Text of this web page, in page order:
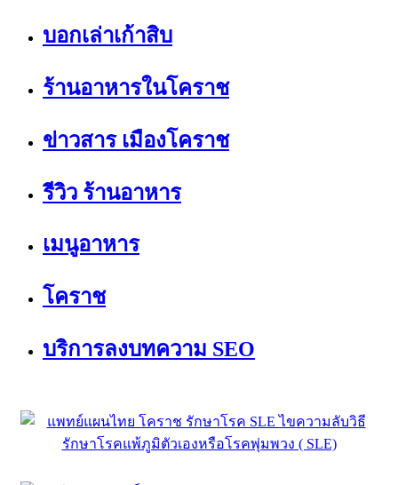
บอกเล่าเก้าสิบ
ร้านอาหารในโคราช
ข่าวสาร เมืองโคราช
รีวิว ร้านอาหาร
เมนูอาหาร
โคราช
บริการลงบทความ SEO